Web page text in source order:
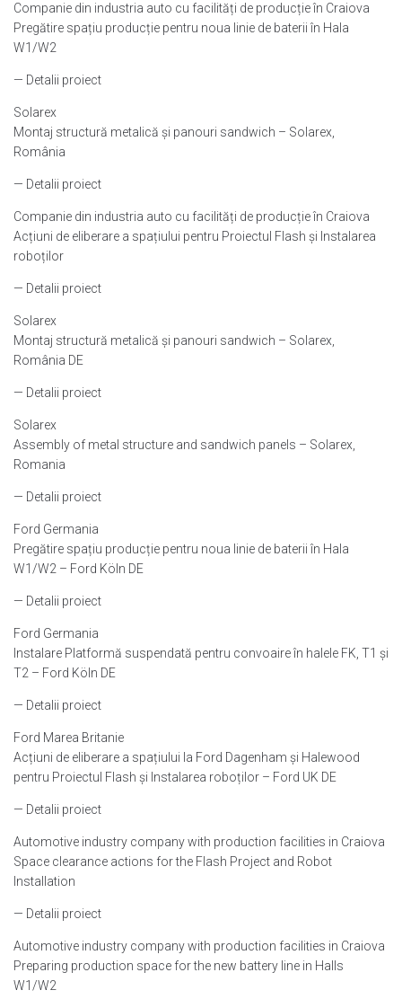
Companie din industria auto cu facilități de producție în Craiova
Pregătire spațiu producție pentru noua linie de baterii în Hala
W1/W2
— Detalii proiect
Solarex
Montaj structură metalică și panouri sandwich – Solarex,
România
— Detalii proiect
Companie din industria auto cu facilități de producție în Craiova
Acțiuni de eliberare a spațiului pentru Proiectul Flash și Instalarea
roboților
— Detalii proiect
Solarex
Montaj structură metalică și panouri sandwich – Solarex,
România DE
— Detalii proiect
Solarex
Assembly of metal structure and sandwich panels – Solarex,
Romania
— Detalii proiect
Ford Germania
Pregătire spațiu producție pentru noua linie de baterii în Hala
W1/W2 – Ford Köln DE
— Detalii proiect
Ford Germania
Instalare Platformă suspendată pentru convoaire în halele FK, T1 și
T2 – Ford Köln DE
— Detalii proiect
Ford Marea Britanie
Acțiuni de eliberare a spațiului la Ford Dagenham și Halewood
pentru Proiectul Flash și Instalarea roboților – Ford UK DE
— Detalii proiect
Automotive industry company with production facilities in Craiova
Space clearance actions for the Flash Project and Robot
Installation
— Detalii proiect
Automotive industry company with production facilities in Craiova
Preparing production space for the new battery line in Halls
W1/W2